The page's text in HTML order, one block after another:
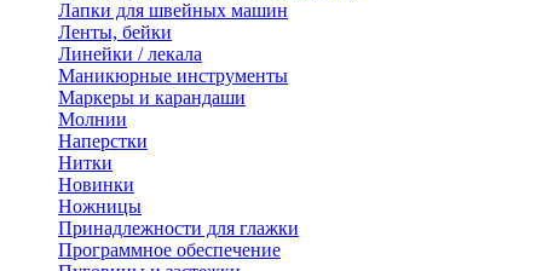
Лапки для швейных машин
Ленты, бейки
Линейки / лекала
Маникюрные инструменты
Маркеры и карандаши
Молнии
Наперстки
Нитки
Новинки
Ножницы
Принадлежности для глажки
Программное обеспечение